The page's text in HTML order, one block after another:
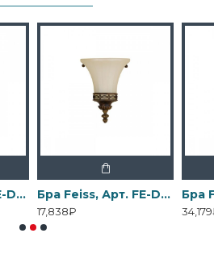
Бра Feiss, Арт. FE-DRAWING-ROOM-WU1 Бра Feiss, Арт. FE-DRAWING-ROOM-WU2
17,838₽